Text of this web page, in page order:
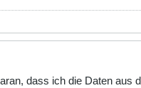
dass ich die Daten